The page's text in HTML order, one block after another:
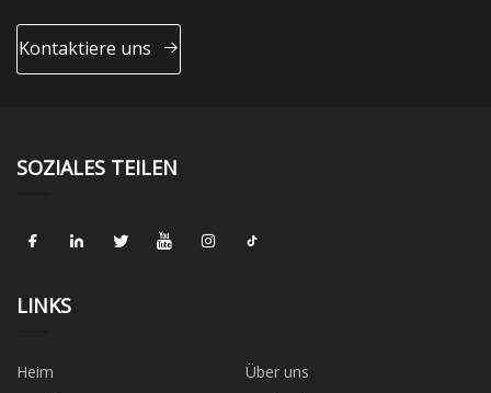
Kontaktiere uns
SOZIALES TEILEN
LINKS
Heim
Über uns